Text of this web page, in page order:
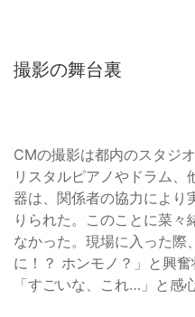
撮影の舞台裏
CMの撮影は都内のスタジ
リスタルピアノやドラム、
器は、関係者の協力により
りられた。このことに菜
なかった。現場に入った際
に！？ ホンモノ？」と興
「すごいな、これ…」と感